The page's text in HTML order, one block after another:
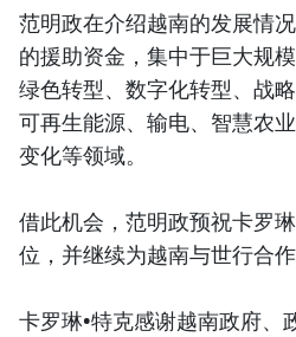
范明政在介绍越南的发展情
的援助资金，集中于巨大规
绿色转型、数字化转型、战
可再生能源、输电、智慧农
变化等领域。
借此机会，范明政预祝卡罗
位，并继续为越南与世行合
卡罗琳•特克感谢越南政府、